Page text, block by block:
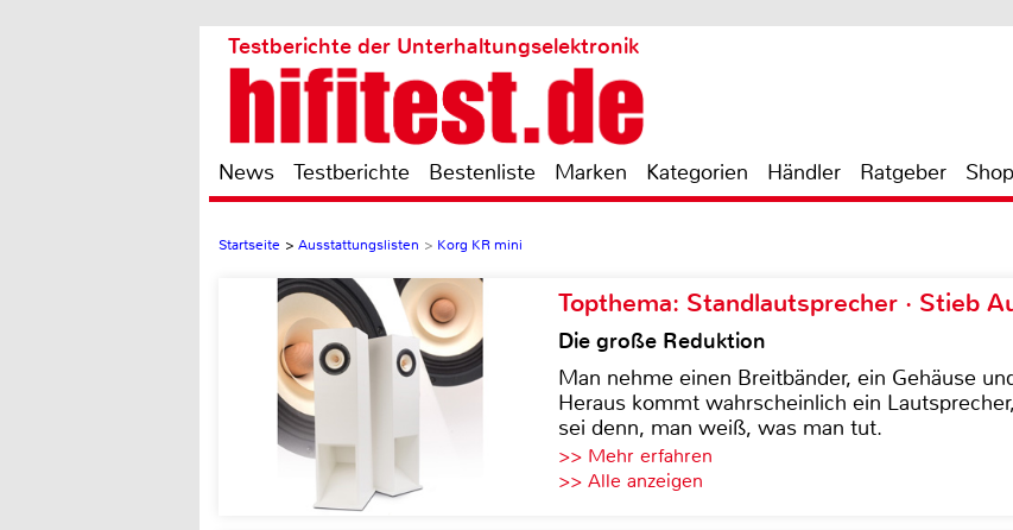
Testberichte der Unterhaltungselektronik
News Testberichte Bestenliste Marken Kategorien Händler Ratgeber Shop
Startseite > Ausstattungslisten > Korg KR mini
Topthema: Standlautsprecher · Stieb
Die große Reduktion
Man nehme einen Breitbänder, ein Gehäuse
Heraus kommt wahrscheinlich ein
sei denn, man weiß, was man tut.
>> Mehr erfahren
>> Alle anzeigen